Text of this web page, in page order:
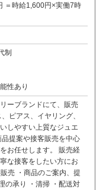
＝時給1,600円×実働7時
制
性あり
ーブランドにて、販売
ピアス、イヤリング、
しやすい上質なジュエ
提案や接客販売を中心
お任せします。 販売経
な接客をしたい方にお
売 ・商品のご案内、提
の承り ・清掃 ・配送対